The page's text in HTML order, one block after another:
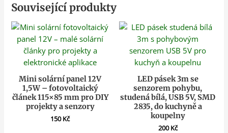
Související produkty
Mini solární panel 12V
1,5W – fotovoltaický
článek 115×85 mm pro DIY
projekty a senzory
150Kč
LED pásek 3m se
senzorem pohybu,
studená bílá, USB 5V, SMD
2835, do kuchyně a
koupelny
200Kč